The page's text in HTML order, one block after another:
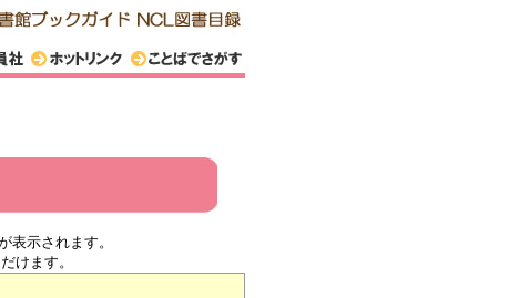
表示されます。
けます。